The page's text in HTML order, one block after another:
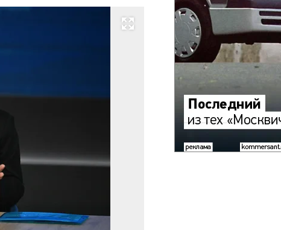
Развернуть на весь экран
Владимир
Путин
Коммерсантъ